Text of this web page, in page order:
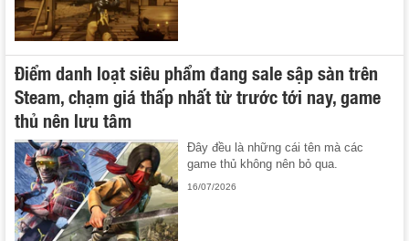
Điểm danh loạt siêu phẩm đang sale sập sàn trên
Steam, chạm giá thấp nhất từ trước tới nay, game
thủ nên lưu tâm
Đây đều là những cái tên mà các
game thủ không nên bỏ qua.
16/07/2026